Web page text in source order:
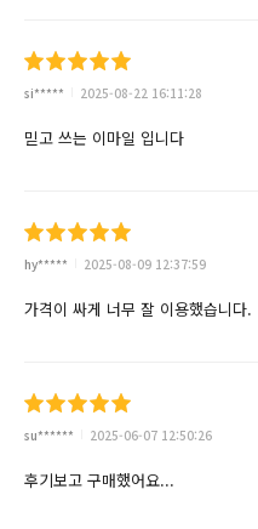
si***** 2025-08-22 16:11:28
믿고 쓰는 이마일 입니다
hy***** 2025-08-09 12:37:59
가격이 싸게 너무 잘 이용했습니다.
su****** 2025-06-07 12:50:26
후기보고 구매했어요...